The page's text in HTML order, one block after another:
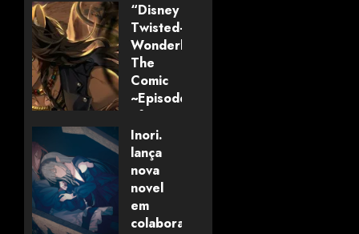
“Disney
Twisted-
Wonderland:
The
Comic
~Episode
of
Savanaclaw~”
anunciado
pela
Universo
dos
Livros
Inori.
lança
nova
novel
em
colaboração